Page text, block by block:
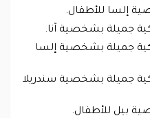
إلسا للأطفال.
جميلة بشخصية آنا.
جميلة بشخصية إلسا
جميلة بشخصية سندريلا
بيل للأطفال.